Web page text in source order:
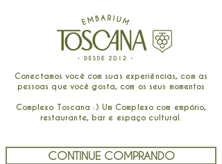
Conectamos você com suas experiências, com as
pessoas que você gosta, com os seus momentos
Complexo Toscana :) Um Complexo com empório,
restaurante, bar e espaço cultural.
CONTINUE COMPRANDO